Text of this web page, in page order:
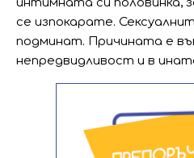
интимната си половинка,
се изпокарате.
подминат. Причината е
непредвидливост и в